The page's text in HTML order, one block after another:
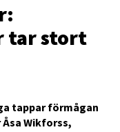
tar stort
tappar förmågan
Wikforss,